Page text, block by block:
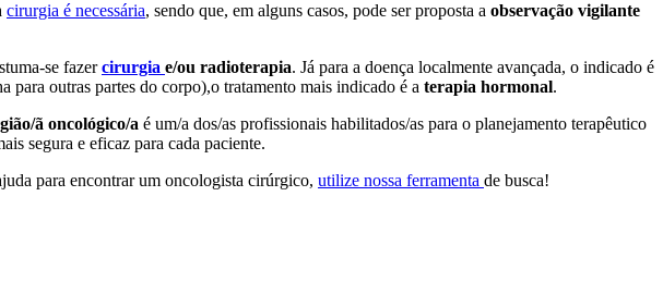
cirurgia é necessária, sendo que, em alguns casos, pode ser proposta a observação vigilante
se fazercirurgia e/ou radioterapia. Já para a doença localmente avançada, o indicado é
para outras partes do corpo),o tratamento mais indicado é a terapia hormonal.
ã oncológico/a é um/a dos/as profissionais habilitados/as para o planejamento terapêutico
segura e eficaz para cada paciente.
para encontrar um oncologista cirúrgico, utilize nossa ferramenta de busca!